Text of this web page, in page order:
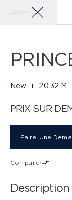
GAMME
CLASSE X
LISTE DE
EN FR
New 20.32 M
PRIX SUR
Faire Une
Comparer
Description
Galerie